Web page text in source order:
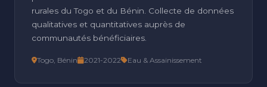
rurales du Togo et du Bénin. Collecte de données
qualitatives et quantitatives auprès de
communautés bénéficiaires.
Togo, Bénin 2021-2022 Eau & Assainissement